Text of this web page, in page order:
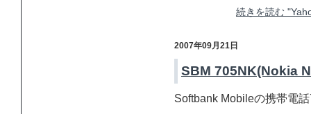
続きを読む
2007年09月21日
SBM 705NK(Nokia
Softbank Mobileの携帯電